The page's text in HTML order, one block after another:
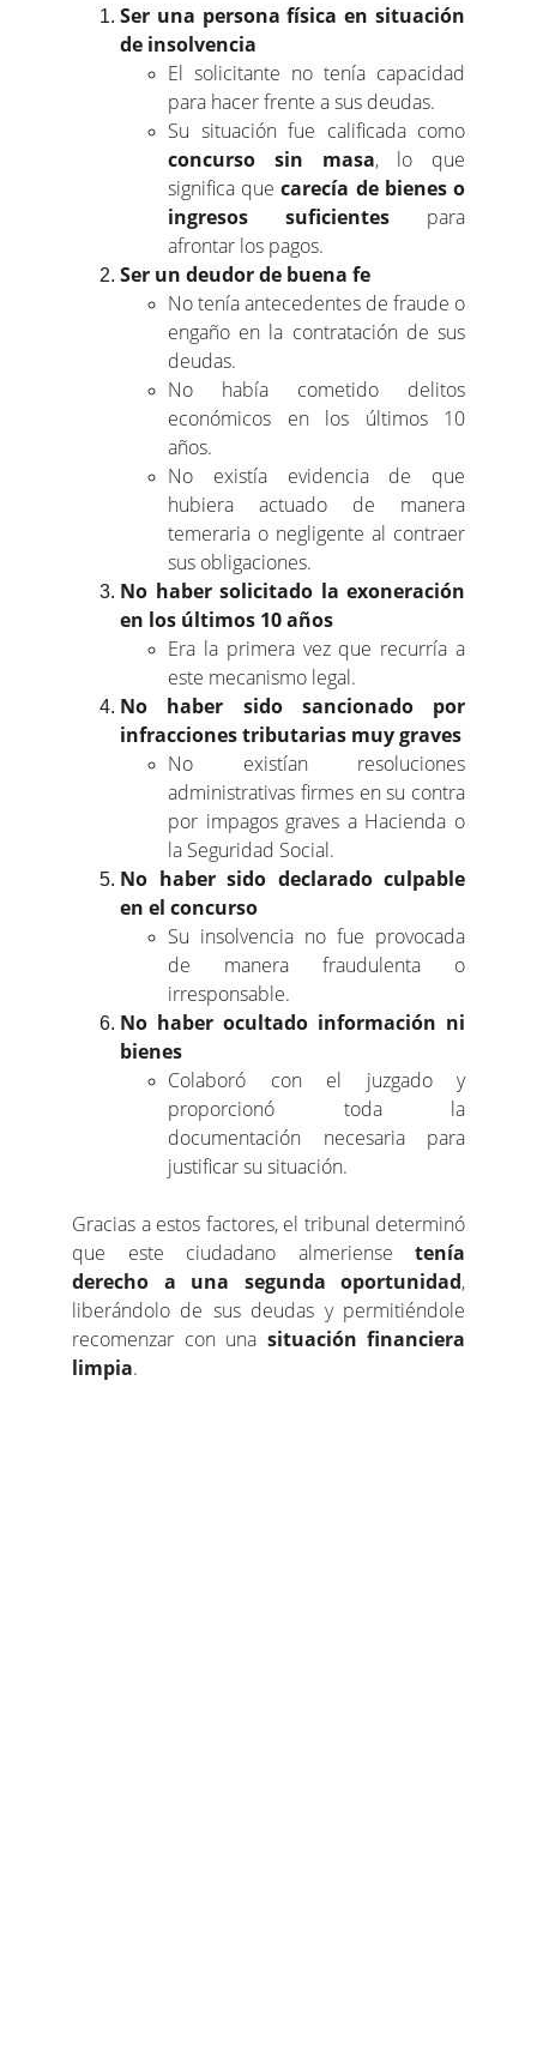
Ser una persona física en situación
de insolvencia
El solicitante no tenía capacidad
para hacer frente a sus deudas.
Su situación fue calificada como
concurso sin masa, lo que
significa quecarecía de bienes o
ingresos suficientes para
afrontar los pagos.
Ser un deudor de buena fe
No tenía antecedentes de fraude o
engaño en la contratación de sus
deudas.
No había cometido delitos
económicos en los últimos 10
años.
No existía evidencia de que
hubiera actuado de manera
temeraria o negligente al contraer
sus obligaciones.
No haber solicitado la exoneración
en los últimos 10 años
Era la primera vez que recurría a
este mecanismo legal.
No haber sido sancionado por
infracciones tributarias muy graves
No existían resoluciones
administrativas firmes en su contra
por impagos graves a Hacienda o
la Seguridad Social.
No haber sido declarado culpable
en el concurso
Su insolvencia no fue provocada
de manera fraudulenta o
irresponsable.
No haber ocultado información ni
bienes
Colaboró con el juzgado y
proporcionó toda la
documentación necesaria para
justificar su situación.
Gracias a estos factores, el tribunal determinó
que este ciudadano almeriense tenía
derecho a una segunda oportunidad,
liberándolo de sus deudas y permitiéndole
recomenzar con una situación financiera
limpia.